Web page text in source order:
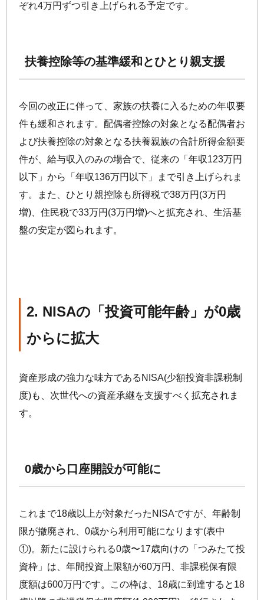
ぞれ4万円ずつ引き上げられる予定です。
扶養控除等の基準緩和とひとり親支援
今回の改正に伴って、家族の扶養に入るための年収要
件も緩和されます。配偶者控除の対象となる配偶者お
よび扶養控除の対象となる扶養親族の合計所得金額要
件が、給与収入のみの場合で、従来の「年収123万円
以下」から「年収136万円以下」まで引き上げられま
す。また、ひとり親控除も所得税で38万円(3万円
増)、住民税で33万円(3万円増)へと拡充され、生活基
盤の安定が図られます。
2. NISAの「投資可能年齢」が0歳
からに拡大
資産形成の強力な味方であるNISA(少額投資非課税制
度)も、次世代への資産承継を支援すべく拡充されま
す。
0歳から口座開設が可能に
これまで18歳以上が対象だったNISAですが、年齢制
限が撤廃され、0歳から利用可能になります(表中
①)。新たに設けられる0歳〜17歳向けの「つみたて投
資枠」は、年間投資上限額が60万円、非課税保有限
度額は600万円です。この枠は、18歳に到達すると18